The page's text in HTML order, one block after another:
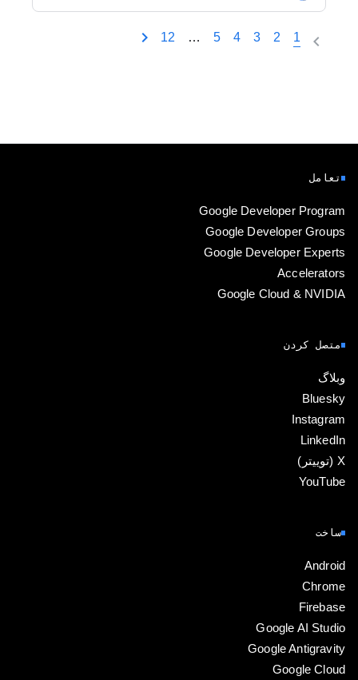
1
2
3
4
5
…
12
تعامل
Google Developer Program
Google Developer Groups
Google Developer Experts
Accelerators
Google Cloud & NVIDIA
متصل کردن
وبلاگ
Bluesky
Instagram
LinkedIn
‫X (توییتر)
YouTube
ساخت
Android
Chrome
Firebase
Google AI Studio
Google Antigravity
Google Cloud